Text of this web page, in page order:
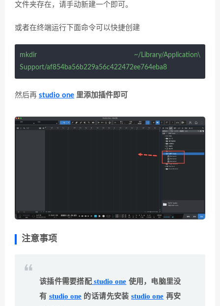
文件夹存在，请手动新建一个即可。
或者在终端运行下面命令可以快捷创建
mkdir ~/Library/Application\
Support/af854ba56b229a56c422472ee764eba8
然后再 studio one 里添加插件即可
注意事项
该插件需要搭配studio one 使用，电脑里没
有 studio one 的话请先安装 studio one 再安